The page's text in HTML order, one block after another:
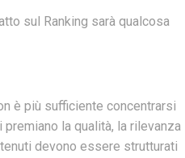
sul Ranking sarà qualcosa
è più sufficiente concentrarsi
la qualità, la rilevanza
devono essere strutturati